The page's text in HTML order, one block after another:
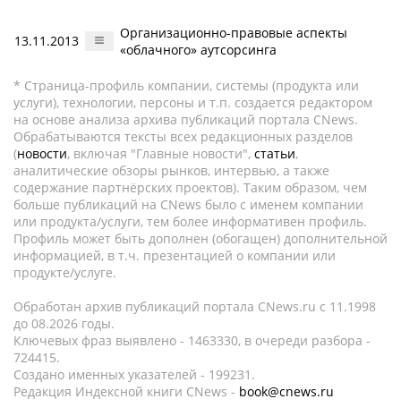
13.11.2013
Организационно-правовые аспекты
«облачного» аутсорсинга
* Страница-профиль компании, системы (продукта или
услуги), технологии, персоны и т.п. создается редактором
на основе анализа архива публикаций портала CNews.
Обрабатываются тексты всех редакционных разделов
(новости, включая "Главные новости", статьи,
аналитические обзоры рынков, интервью, а также
содержание партнёрских проектов). Таким образом, чем
больше публикаций на CNews было с именем компании
или продукта/услуги, тем более информативен профиль.
Профиль может быть дополнен (обогащен) дополнительной
информацией, в т.ч. презентацией о компании или
продукте/услуге.
Обработан архив публикаций портала CNews.ru c 11.1998
до 08.2026 годы.
Ключевых фраз выявлено - 1463330, в очереди разбора -
724415.
Создано именных указателей - 199231.
Редакция Индексной книги CNews - book@cnews.ru